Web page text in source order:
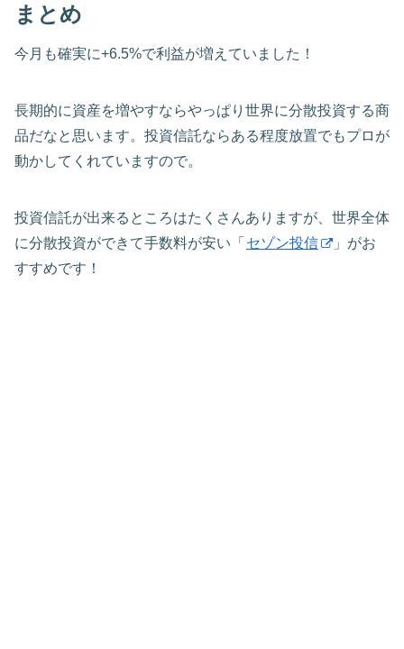
まとめ
今月も確実に+6.5%で利益が増えていました！
長期的に資産を増やすならやっぱり世界に分散投資する商
品だなと思います。投資信託ならある程度放置でもプロが
動かしてくれていますので。
投資信託が出来るところはたくさんありますが、世界全体
に分散投資ができて手数料が安い「 セゾン投信
」がお
すすめです！